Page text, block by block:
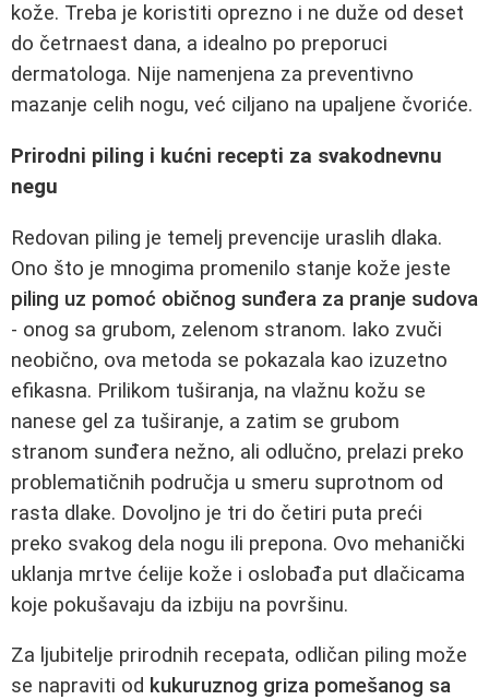
kože. Treba je koristiti oprezno i ne duže od deset
do četrnaest dana, a idealno po preporuci
dermatologa. Nije namenjena za preventivno
mazanje celih nogu, već ciljano na upaljene čvoriće.
Prirodni piling i kućni recepti za svakodnevnu
negu
Redovan piling je temelj prevencije uraslih dlaka.
Ono što je mnogima promenilo stanje kože jeste
piling uz pomoć običnog sunđera za pranje sudova
- onog sa grubom, zelenom stranom. Iako zvuči
neobično, ova metoda se pokazala kao izuzetno
efikasna. Prilikom tuširanja, na vlažnu kožu se
nanese gel za tuširanje, a zatim se grubom
stranom sunđera nežno, ali odlučno, prelazi preko
problematičnih područja u smeru suprotnom od
rasta dlake. Dovoljno je tri do četiri puta preći
preko svakog dela nogu ili prepona. Ovo mehanički
uklanja mrtve ćelije kože i oslobađa put dlačicama
koje pokušavaju da izbiju na površinu.
Za ljubitelje prirodnih recepata, odličan piling može
se napraviti od kukuruznog griza pomešanog sa